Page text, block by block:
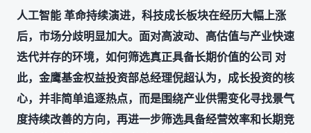
人工智能 革命持续演进，科技成长板块在经历大幅上涨
后，市场分歧明显加大。面对高波动、高估值与产业快速
迭代并存的环境，如何筛选真正具备长期价值的公司 对
此，金鹰基金权益投资部总经理倪超认为，成长投资的核
心，并非简单追逐热点，而是围绕产业供需变化寻找景气
度持续改善的方向，再进一步筛选具备经营效率和长期竞